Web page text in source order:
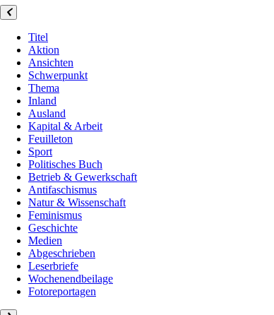
Titel
Aktion
Ansichten
Schwerpunkt
Thema
Inland
Ausland
Kapital & Arbeit
Feuilleton
Sport
Politisches Buch
Betrieb & Gewerkschaft
Antifaschismus
Natur & Wissenschaft
Feminismus
Geschichte
Medien
Abgeschrieben
Leserbriefe
Wochenendbeilage
Fotoreportagen